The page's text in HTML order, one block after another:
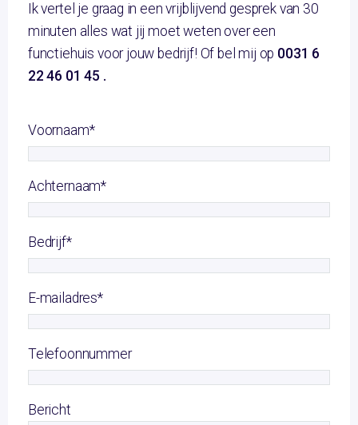
Ik vertel je graag in een vrijblijvend gesprek van 30
minuten alles wat jij moet weten over een
functiehuis voor jouw bedrijf! Of bel mij op 0031 6
22 46 01 45 .
Voornaam*
Achternaam*
Bedrijf*
E-mailadres*
Telefoonnummer
Bericht